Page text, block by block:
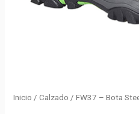
Inicio /Calzado / FW37 – Bota